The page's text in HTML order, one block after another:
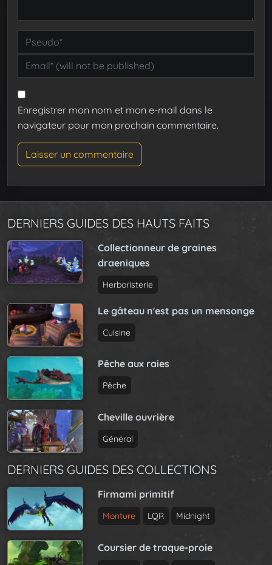
Enregistrer mon nom et mon e-mail dans le
navigateur pour mon prochain commentaire.
DERNIERS GUIDES DES HAUTS FAITS
Collectionneur de graines
draeniques
Herboristerie
Le gâteau n'est pas un mensonge
Cuisine
Pêche aux raies
Pêche
Cheville ouvrière
Général
DERNIERS GUIDES DES COLLECTIONS
Firmami primitif
Monture LQR Midnight
Coursier de traque-proie